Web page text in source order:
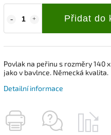
Přidat do
Povlak na peřinu s rozměry 140
jako v bavlnce. Německá kvalita.
Detailní informace